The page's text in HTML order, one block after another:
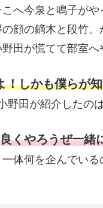
へ今泉と鳴子が
顔の鏑木と段竹
田が慌てて部室へ
しかも僕らが
野田が紹介したのは
くやろうぜ一緒
体何を企んでいる